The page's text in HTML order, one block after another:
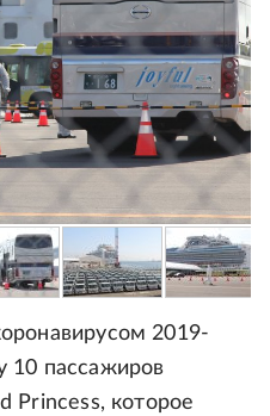
2019-
10 пассажиров
Princess, которое